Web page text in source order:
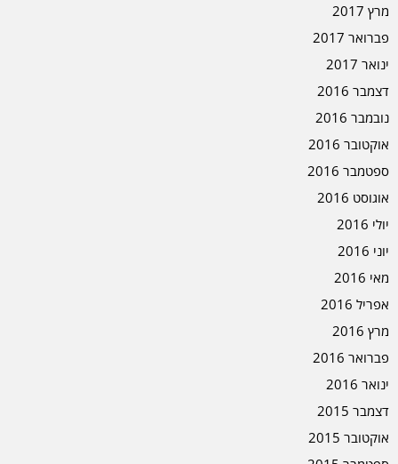
מרץ 2017
פברואר 2017
ינואר 2017
דצמבר 2016
נובמבר 2016
אוקטובר 2016
ספטמבר 2016
אוגוסט 2016
יולי 2016
יוני 2016
מאי 2016
אפריל 2016
מרץ 2016
פברואר 2016
ינואר 2016
דצמבר 2015
אוקטובר 2015